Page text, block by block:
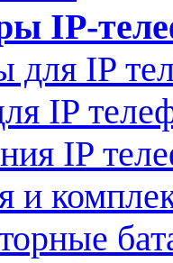
IP-
для IP
IP
IP
и